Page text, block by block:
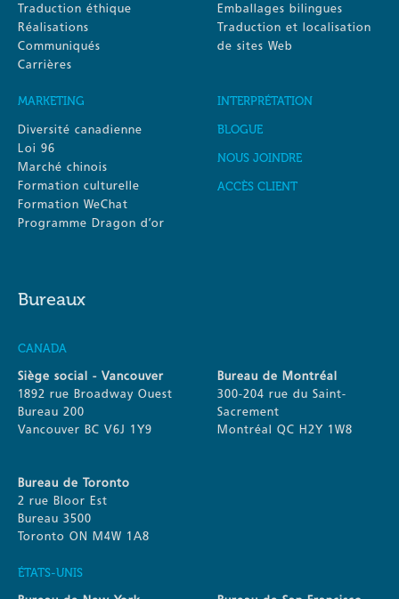
Traduction éthique
Réalisations
Communiqués
Carrières
Emballages bilingues
Traduction et localisation
de sites Web
MARKETING
Diversité canadienne
Loi 96
Marché chinois
Formation culturelle
Formation WeChat
Programme Dragon d’or
INTERPRÉTATION
BLOGUE
NOUS JOINDRE
ACCÈS CLIENT
Bureaux
CANADA
Siège social - Vancouver
1892 rue Broadway Ouest
Bureau 200
Vancouver BC V6J 1Y9
Bureau de Montréal
300-204 rue du Saint-
Sacrement
Montréal QC H2Y 1W8
Bureau de Toronto
2 rue Bloor Est
Bureau 3500
Toronto ON M4W 1A8
ÉTATS-UNIS